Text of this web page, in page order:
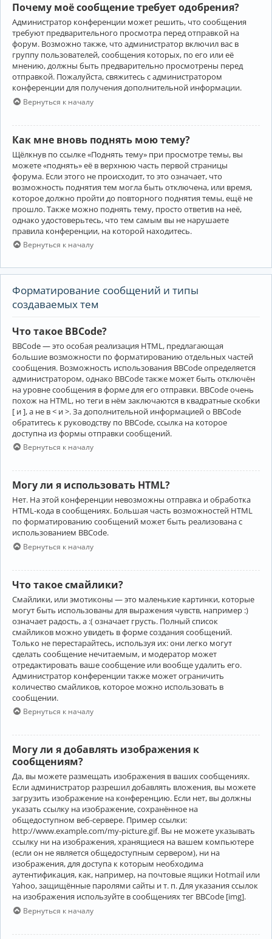
Почему моё сообщение требует одобрения?
Администратор конференции может решить, что сообщения
требуют предварительного просмотра перед отправкой на
форум. Возможно также, что администратор включил вас в
группу пользователей, сообщения которых, по его или её
мнению, должны быть предварительно просмотрены перед
отправкой. Пожалуйста, свяжитесь с администратором
конференции для получения дополнительной информации.
Вернуться к началу
Как мне вновь поднять мою тему?
Щёлкнув по ссылке «Поднять тему» при просмотре темы, вы
можете «поднять» её в верхнюю часть первой страницы
форума. Если этого не происходит, то это означает, что
возможность поднятия тем могла быть отключена, или время,
которое должно пройти до повторного поднятия темы, ещё не
прошло. Также можно поднять тему, просто ответив на неё,
однако удостоверьтесь, что тем самым вы не нарушаете
правила конференции, на которой находитесь.
Вернуться к началу
Форматирование сообщений и типы
создаваемых тем
Что такое BBCode?
BBCode — это особая реализация HTML, предлагающая
большие возможности по форматированию отдельных частей
сообщения. Возможность использования BBCode определяется
администратором, однако BBCode также может быть отключён
на уровне сообщения в форме для его отправки. BBCode очень
похож на HTML, но теги в нём заключаются в квадратные скобки
[ и ], а не в < и >. За дополнительной информацией о BBCode
обратитесь к руководству по BBCode, ссылка на которое
доступна из формы отправки сообщений.
Вернуться к началу
Могу ли я использовать HTML?
Нет. На этой конференции невозможны отправка и обработка
HTML-кода в сообщениях. Большая часть возможностей HTML
по форматированию сообщений может быть реализована с
использованием BBCode.
Вернуться к началу
Что такое смайлики?
Смайлики, или эмотиконы — это маленькие картинки, которые
могут быть использованы для выражения чувств, например :)
означает радость, а :( означает грусть. Полный список
смайликов можно увидеть в форме создания сообщений.
Только не перестарайтесь, используя их: они легко могут
сделать сообщение нечитаемым, и модератор может
отредактировать ваше сообщение или вообще удалить его.
Администратор конференции также может ограничить
количество смайликов, которое можно использовать в
сообщении.
Вернуться к началу
Могу ли я добавлять изображения к
сообщениям?
Да, вы можете размещать изображения в ваших сообщениях.
Если администратор разрешил добавлять вложения, вы можете
загрузить изображение на конференцию. Если нет, вы должны
указать ссылку на изображение, сохранённое на
общедоступном веб-сервере. Пример ссылки:
http://www.example.com/my-picture.gif. Вы не можете указывать
ссылку ни на изображения, хранящиеся на вашем компьютере
(если он не является общедоступным сервером), ни на
изображения, для доступа к которым необходима
аутентификация, как, например, на почтовые ящики Hotmail или
Yahoo, защищённые паролями сайты и т. п. Для указания ссылок
на изображения используйте в сообщениях тег BBCode [img].
Вернуться к началу